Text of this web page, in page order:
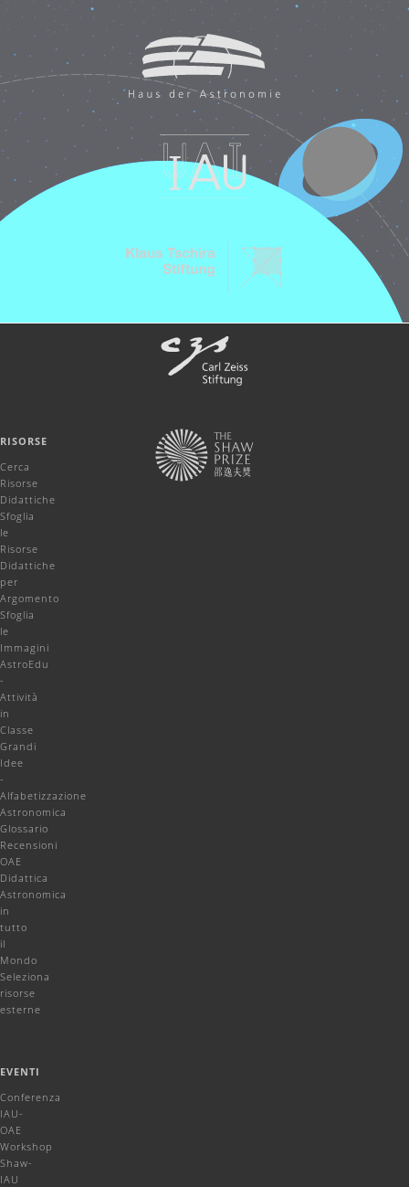
RISORSE
Cerca
Risorse
Didattiche
Sfoglia
le
Risorse
Didattiche
per
Argomento
Sfoglia
le
Immagini
AstroEdu
-
Attività
in
Classe
Grandi
Idee
-
Alfabetizzazione
Astronomica
Glossario
Recensioni
OAE
Didattica
Astronomica
in
tutto
il
Mondo
Seleziona
risorse
esterne
EVENTI
Conferenza
IAU-
OAE
Workshop
Shaw-
IAU